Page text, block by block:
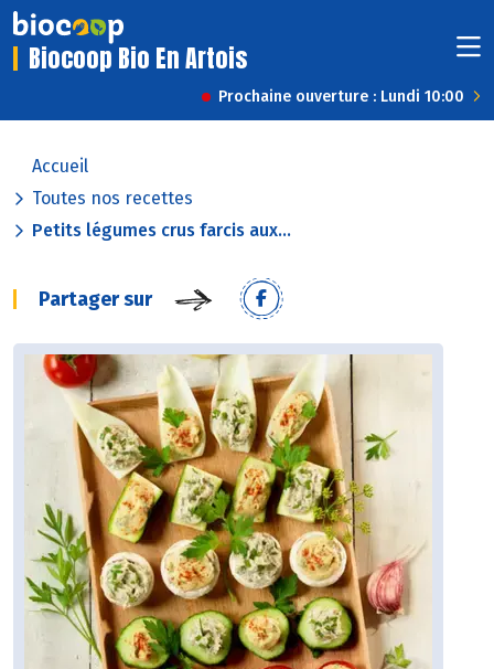
Biocoop Bio En Artois
Prochaine ouverture : Lundi 10:00
Accueil
Toutes nos recettes
Petits légumes crus farcis aux...
Partager sur